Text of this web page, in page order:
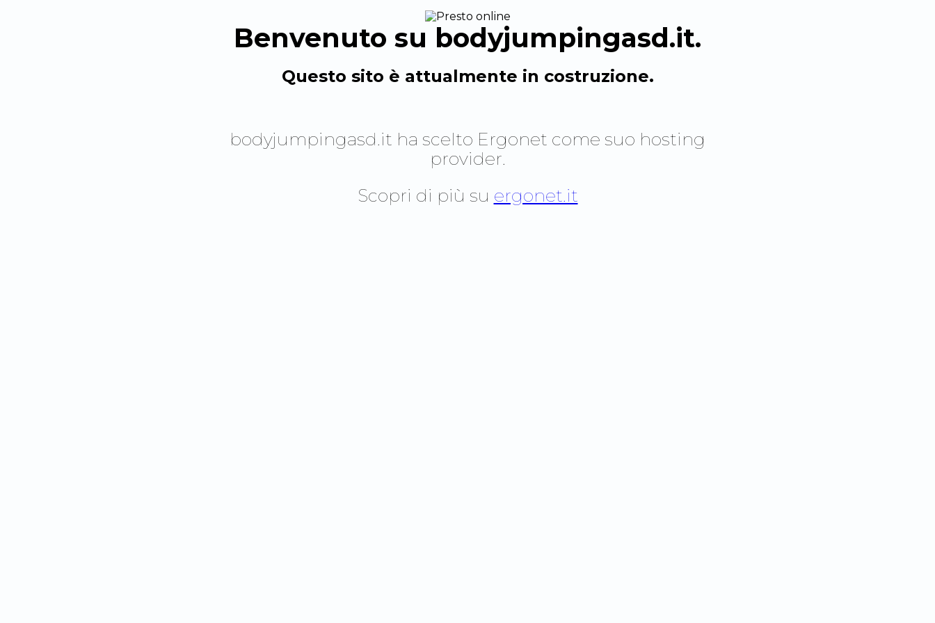
Benvenuto su bodyjumpingasd.it.
Questo sito è attualmente in costruzione.
bodyjumpingasd.it ha scelto Ergonet come suo hosting
provider.
Scopri di più su ergonet.it